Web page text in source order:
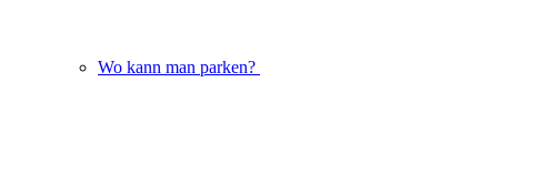
Wo kann man parken?